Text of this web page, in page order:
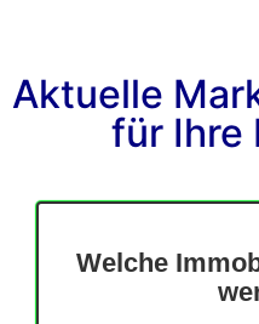
Aktuelle
für Ihre
Welche